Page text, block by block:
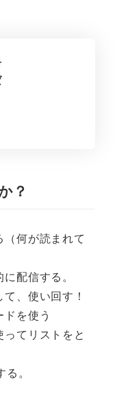
？
何が読まれて
配信する。
、使い回す！
を使う
てリストをと
。